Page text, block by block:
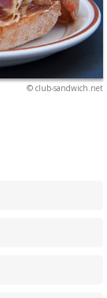
© club-sandwich.net